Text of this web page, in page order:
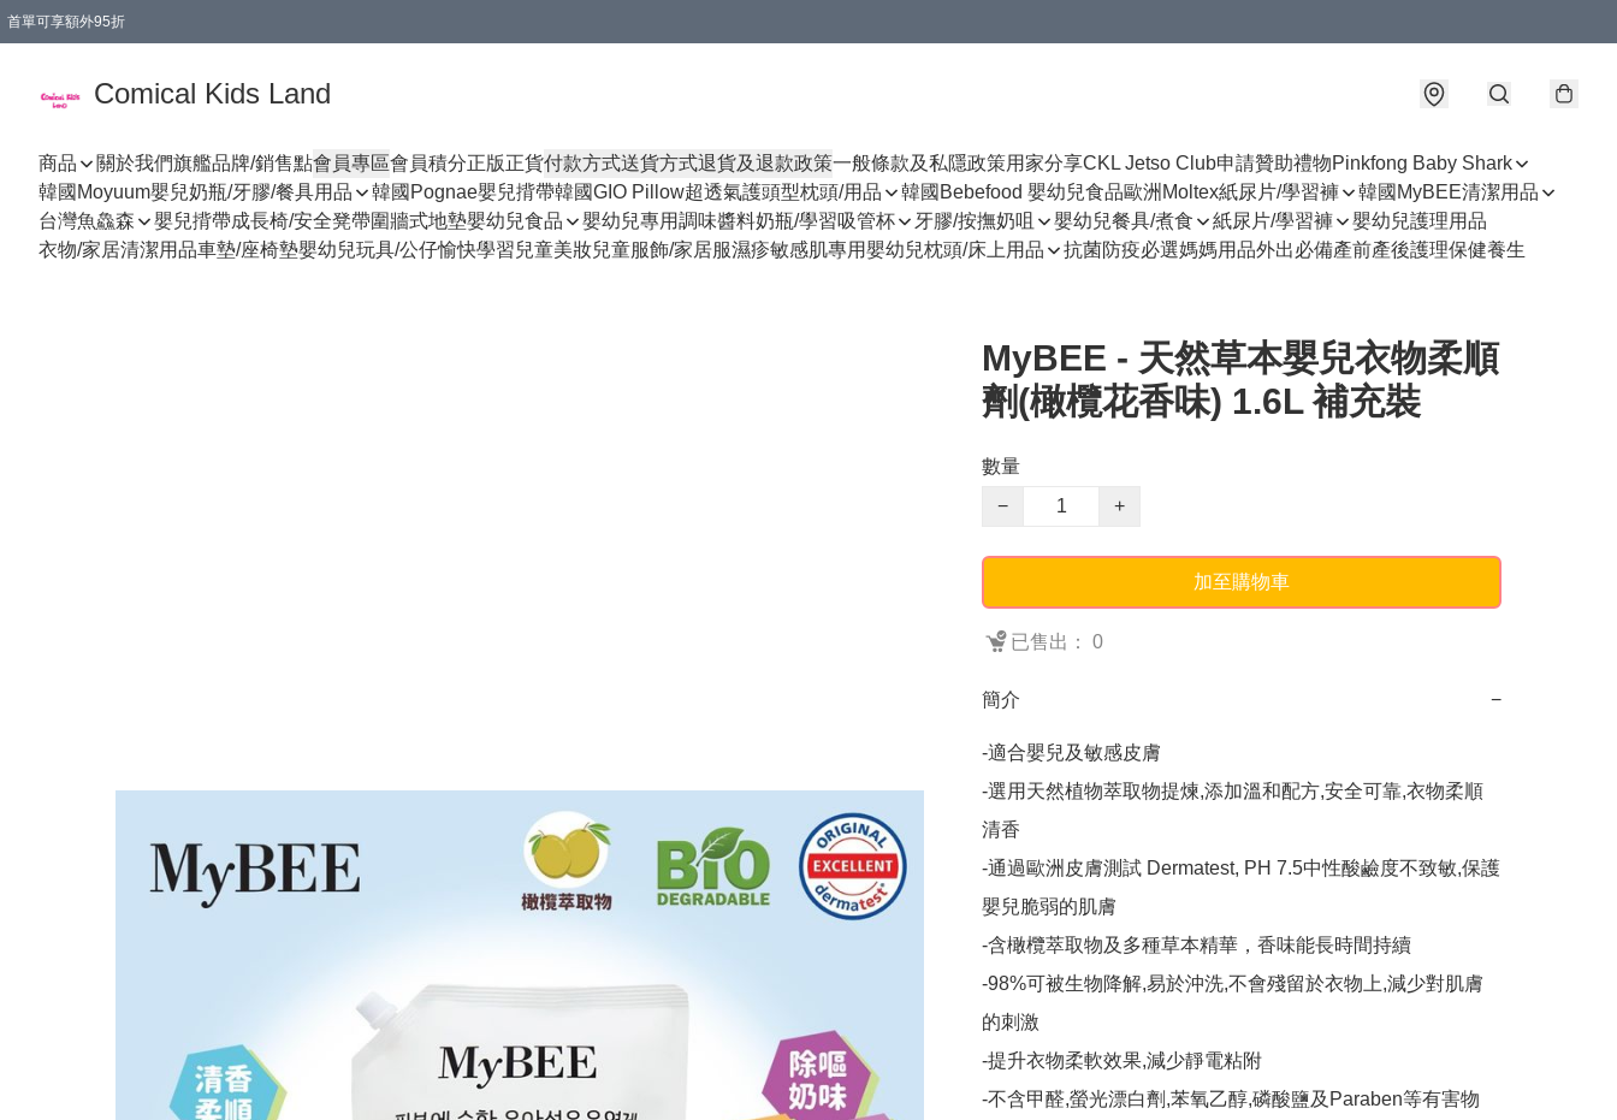
首單可享額外95折
Comical Kids Land
商品 關於我們旗艦品牌/銷售點會員專區會員積分正版正貨付款方式送貨方式退貨及退款政策一般條款及私隱政策用家分享CKL Jetso Club申請贊助禮物Pinkfong Baby Shark
韓國Moyuum嬰兒奶瓶/牙膠/餐具用品
韓國Pognae嬰兒揹帶韓國GIO Pillow超透氣護頭型枕頭/用品 韓國Bebefood 嬰幼兒食品歐洲Moltex紙尿片/學習褲
韓國MyBEE清潔用品
台灣魚鱻森
嬰兒揹帶成長椅/安全凳帶圍牆式地墊嬰幼兒食品 嬰幼兒專用調味醬料奶瓶/學習吸管杯 牙膠/按撫奶咀 嬰幼兒餐具/煮食 紙尿片/學習褲
嬰幼兒護理用品
衣物/家居清潔用品車墊/座椅墊嬰幼兒玩具/公仔愉快學習兒童美妝兒童服飾/家居服濕疹敏感肌專用嬰幼兒枕頭/床上用品 抗菌防疫必選媽媽用品外出必備產前產後護理保健養生
MyBEE - 天然草本嬰兒衣物柔順
劑(橄欖花香味) 1.6L 補充裝
數量
−
+
加至購物車
已售出： 0
簡介 −
-適合嬰兒及敏感皮膚
-選用天然植物萃取物提煉,添加溫和配方,安全可靠,衣物柔順
清香
-通過歐洲皮膚測試 Dermatest, PH 7.5中性酸鹼度不致敏,保護
嬰兒脆弱的肌膚
-含橄欖萃取物及多種草本精華，香味能長時間持續
-98%可被生物降解,易於沖洗,不會殘留於衣物上,減少對肌膚
的刺激
-提升衣物柔軟效果,減少靜電粘附
-不含甲醛,螢光漂白劑,苯氧乙醇,磷酸鹽及Paraben等有害物